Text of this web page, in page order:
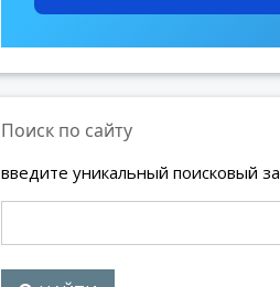
Поиск по сайту
введите уникальный поисковый